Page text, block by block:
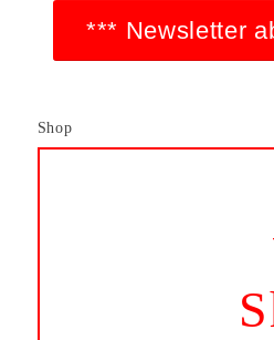
*** Newsletter
Shop